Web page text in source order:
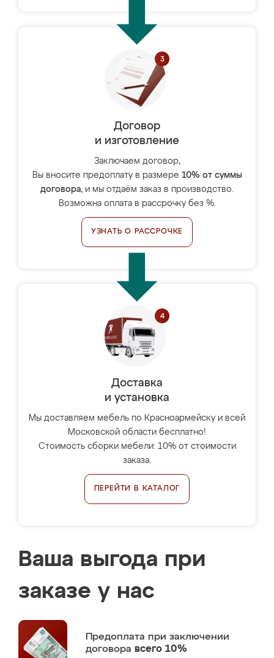
Договор
и изготовление
Заключаем договор,
Вы вносите предоплату в размере 10% от суммы
договора, и мы отдаём заказ в производство.
Возможна оплата в рассрочку без %.
УЗНАТЬ О РАССРОЧКЕ
Доставка
и установка
Мы доставляем мебель по Красноармейску и всей
Московской области бесплатно!
Стоимость сборки мебели: 10% от стоимости
заказа.
ПЕРЕЙТИ В КАТАЛОГ
Ваша выгода при
заказе у нас
Предоплата при заключении
договора всего 10%